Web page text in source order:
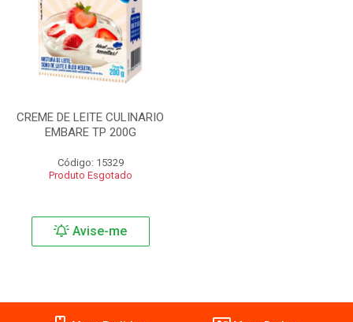
CREME DE LEITE CULINARIO
EMBARE TP 200G
Código: 15329
Produto Esgotado
Avise-me